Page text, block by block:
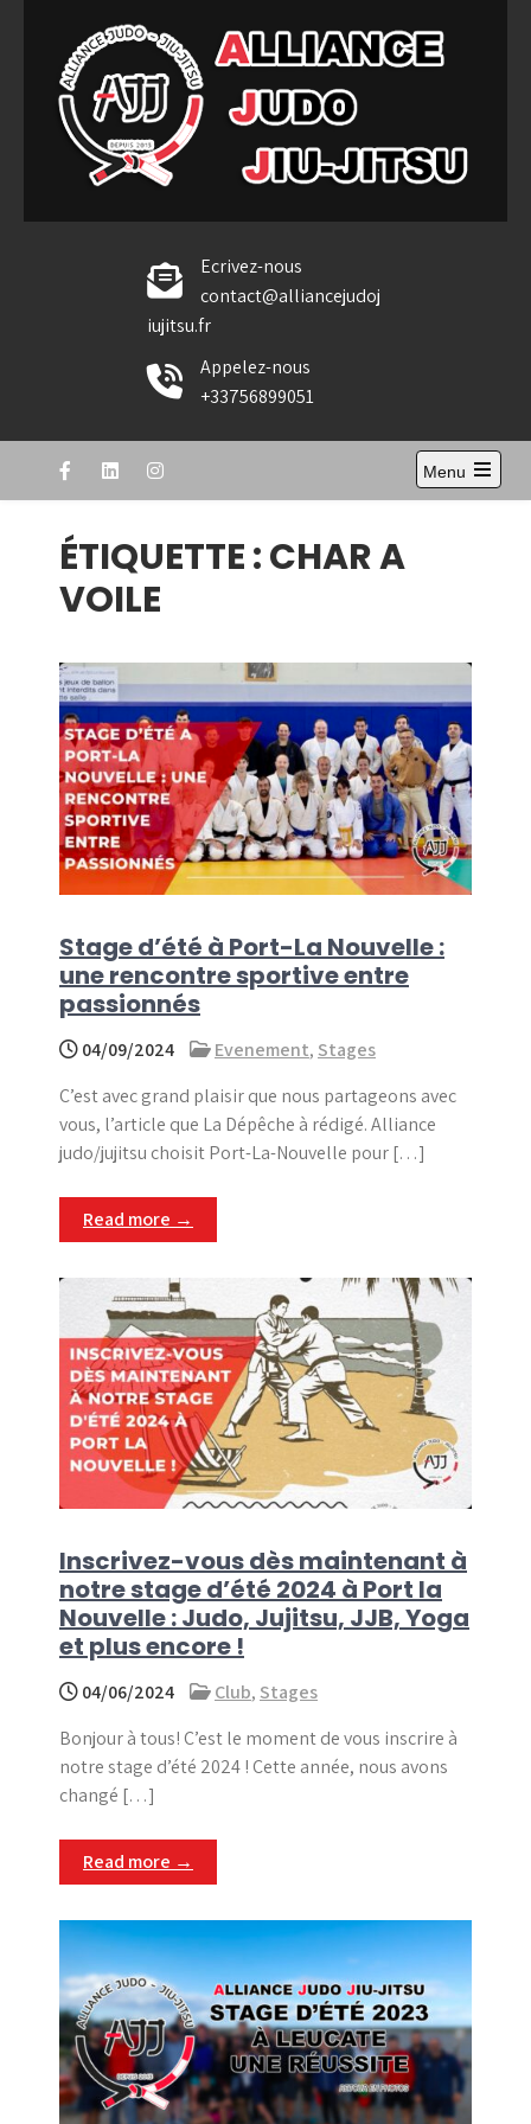
content
Alliance Judo Jiu-jitsu
Ecrivez-nous
contact@alliancejudoj
iujitsu.fr
Appelez-nous
+33756899051
Menu
Open
ÉTIQUETTE :CHAR A
VOILE
Stage d’été à Port-La Nouvelle :
une rencontre sportive entre
passionnés
04/09/2024 Evenement, Stages
C’est avec grand plaisir que nous partageons avec
vous, l’article que La Dépêche à rédigé. Alliance
judo/jujitsu choisit Port-La-Nouvelle pour […]
Read more →
Inscrivez-vous dès maintenant à
notre stage d’été 2024 à Port la
Nouvelle : Judo, Jujitsu, JJB, Yoga
et plus encore !
04/06/2024 Club, Stages
Bonjour à tous! C’est le moment de vous inscrire à
notre stage d’été 2024 ! Cette année, nous avons
changé […]
Read more →